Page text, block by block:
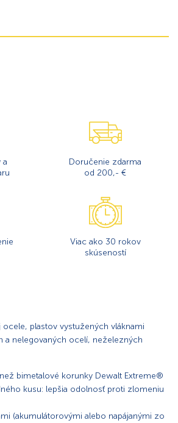
a
Doručenie zdarma
od 200,- €
Viac ako 30 rokov
skúseností
plastov vystužených vláknami
a nelegovaných ocelí, neželezných
bimetalové korunky Dewalt Extreme®
kusu: lepšia odolnosť proti zlomeniu
(akumulátorovými alebo napájanými zo